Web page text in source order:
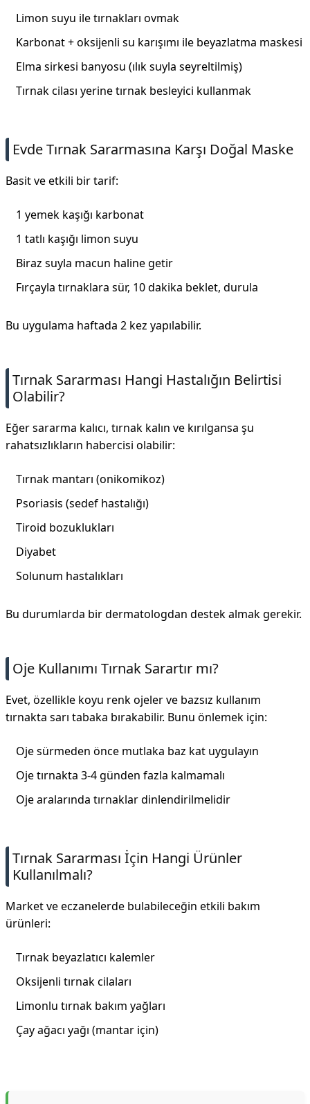
Limon suyu ile tırnakları ovmak
Karbonat + oksijenli su karışımı ile beyazlatma maskesi
Elma sirkesi banyosu (ılık suyla seyreltilmiş)
Tırnak cilası yerine tırnak besleyici kullanmak
Evde Tırnak Sararmasına Karşı Doğal Maske
Basit ve etkili bir tarif:
1 yemek kaşığı karbonat
1 tatlı kaşığı limon suyu
Biraz suyla macun haline getir
Fırçayla tırnaklara sür, 10 dakika beklet, durula
Bu uygulama haftada 2 kez yapılabilir.
Tırnak Sararması Hangi Hastalığın Belirtisi
Olabilir?
Eğer sararma kalıcı, tırnak kalın ve kırılgansa şu
rahatsızlıkların habercisi olabilir:
Tırnak mantarı (onikomikoz)
Psoriasis (sedef hastalığı)
Tiroid bozuklukları
Diyabet
Solunum hastalıkları
Bu durumlarda bir dermatologdan destek almak gerekir.
Oje Kullanımı Tırnak Sarartır mı?
Evet, özellikle koyu renk ojeler ve bazsız kullanım
tırnakta sarı tabaka bırakabilir. Bunu önlemek için:
Oje sürmeden önce mutlaka baz kat uygulayın
Oje tırnakta 3-4 günden fazla kalmamalı
Oje aralarında tırnaklar dinlendirilmelidir
Tırnak Sararması İçin Hangi Ürünler
Kullanılmalı?
Market ve eczanelerde bulabileceğin etkili bakım
ürünleri:
Tırnak beyazlatıcı kalemler
Oksijenli tırnak cilaları
Limonlu tırnak bakım yağları
Çay ağacı yağı (mantar için)